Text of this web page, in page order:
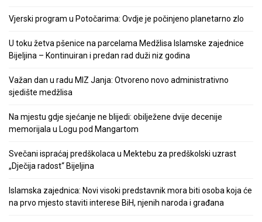
Vjerski program u Potočarima: Ovdje je počinjeno planetarno zlo
U toku žetva pšenice na parcelama Medžlisa Islamske zajednice
Bijeljina – Kontinuiran i predan rad duži niz godina
Važan dan u radu MIZ Janja: Otvoreno novo administrativno
sjedište medžlisa
Na mjestu gdje sjećanje ne blijedi: obilježene dvije decenije
memorijala u Logu pod Mangartom
Svečani ispraćaj predškolaca u Mektebu za predškolski uzrast
„Dječija radost“ Bijeljina
Islamska zajednica: Novi visoki predstavnik mora biti osoba koja će
na prvo mjesto staviti interese BiH, njenih naroda i građana